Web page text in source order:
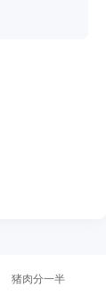
猪肉分一半